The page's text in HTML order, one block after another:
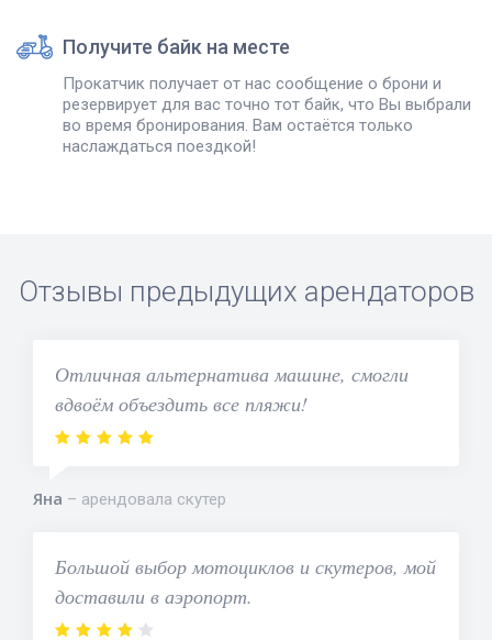
Получите байк на месте
Прокатчик получает от нас сообщение о брони и
резервирует для вас точно тот байк, что Вы выбрали
во время бронирования. Вам остаётся только
наслаждаться поездкой!
Отзывы предыдущих арендаторов
Отличная альтернатива машине, смогли
вдвоём объездить все пляжи!
Яна арендовала скутер
Большой выбор мотоциклов и скутеров, мой
доставили в аэропорт.